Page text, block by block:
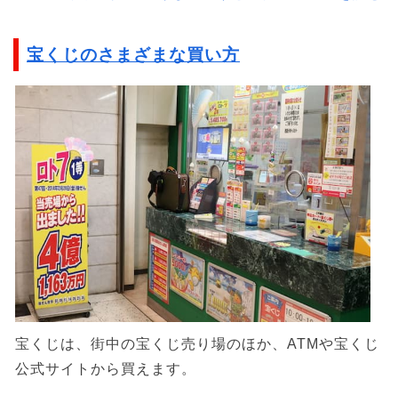
宝くじのさまざまな買い方
宝くじは、街中の宝くじ売り場のほか、ATMや宝くじ
公式サイトから買えます。